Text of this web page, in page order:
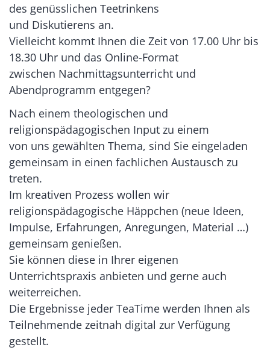
des genüsslichen Teetrinkens
und Diskutierens an.
Vielleicht kommt Ihnen die Zeit von 17.00 Uhr bis
18.30 Uhr und das Online-Format
zwischen Nachmittagsunterricht und
Abendprogramm entgegen?
Nach einem theologischen und
religionspädagogischen Input zu einem
von uns gewählten Thema, sind Sie eingeladen
gemeinsam in einen fachlichen Austausch zu
treten.
Im kreativen Prozess wollen wir
religionspädagogische Häppchen (neue Ideen,
Impulse, Erfahrungen, Anregungen, Material …)
gemeinsam genießen.
Sie können diese in Ihrer eigenen
Unterrichtspraxis anbieten und gerne auch
weiterreichen.
Die Ergebnisse jeder TeaTime werden Ihnen als
Teilnehmende zeitnah digital zur Verfügung
gestellt.